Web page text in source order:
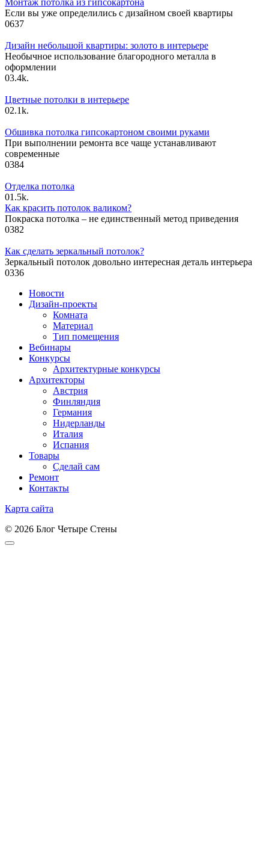
Если вы уже определились с дизайном своей квартиры
0637
Дизайн небольшой квартиры: золото в интерьере
Необычное использование благородного металла в
оформлении
03.4k.
Цветные потолки в интерьере
02.1k.
Обшивка потолка гипсокартоном своими руками
При выполнении ремонта все чаще устанавливают
современные
0384
Отделка потолка
01.5k.
Как красить потолок валиком?
Покраска потолка – не единственный метод приведения
0382
Как сделать зеркальный потолок?
Зеркальный потолок довольно интересная деталь интерьера
0336
Новости
Дизайн-проекты
Комната
Материал
Тип помещения
Вебинары
Конкурсы
Архитектурные конкурсы
Архитекторы
Австрия
Финляндия
Германия
Нидерланды
Италия
Испания
Товары
Сделай сам
Ремонт
Контакты
Карта сайта
© 2026 Блог Четыре Стены